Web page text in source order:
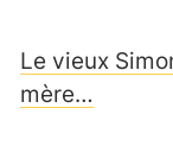
Le vieux
mère…